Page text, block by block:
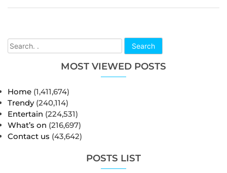
Search
MOST VIEWED POSTS
Home (1,411,674)
Trendy (240,114)
Entertain (224,531)
What’s on (216,697)
Contact us (43,642)
POSTS LIST